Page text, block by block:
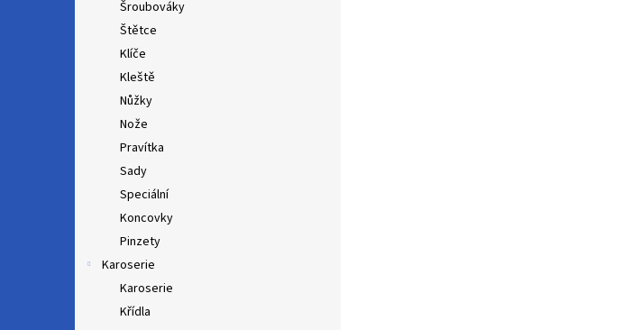
Šroubováky
Štětce
Klíče
Kleště
Nůžky
Nože
Pravítka
Sady
Speciální
Koncovky
Pinzety
Karoserie
Karoserie
Křídla